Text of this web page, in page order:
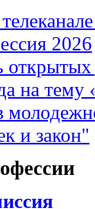
2026
на тему
и закон"